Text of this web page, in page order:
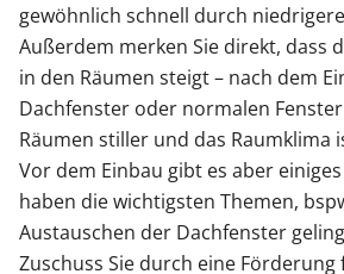
gewöhnlich schnell durch
Außerdem merken Sie direkt, dass
in den Räumen steigt – nach dem
Dachfenster oder normalen
Räumen stiller und das Raumklima
Vor dem Einbau gibt es aber
haben die wichtigsten Themen,
Austauschen der Dachfenster
Zuschuss Sie durch eine Förderung